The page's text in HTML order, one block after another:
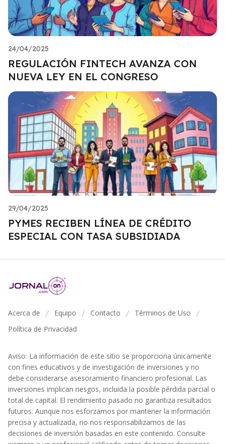
24/04/2025
REGULACIÓN FINTECH AVANZA CON
NUEVA LEY EN EL CONGRESO
29/04/2025
PYMES RECIBEN LÍNEA DE CRÉDITO
ESPECIAL CON TASA SUBSIDIADA
Acerca de / Equipo / Contacto / Términos de Uso /
Política de Privacidad
Aviso: La información de este sitio se proporciona únicamente
con fines educativos y de investigación de inversiones y no
debe considerarse asesoramiento financiero profesional. Las
inversiones implican riesgos, incluida la posible pérdida parcial o
total de capital. El rendimiento pasado no garantiza resultados
futuros. Aunque nos esforzamos por mantener la información
precisa y actualizada, no nos responsabilizamos de las
decisiones de inversión basadas en este contenido. Consulte